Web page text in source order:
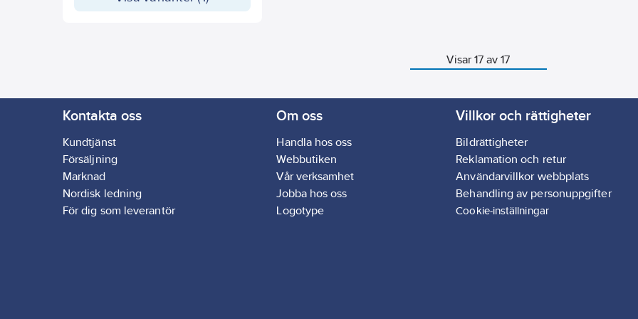
Visar 17 av 17
Kontakta oss
Kundtjänst
Försäljning
Marknad
Nordisk ledning
För dig som leverantör
Om oss
Handla hos oss
Webbutiken
Vår verksamhet
Jobba hos oss
Logotype
Villkor och rättigheter
Bildrättigheter
Reklamation och retur
Användarvillkor webbplats
Behandling av personuppgifter
Cookie-inställningar